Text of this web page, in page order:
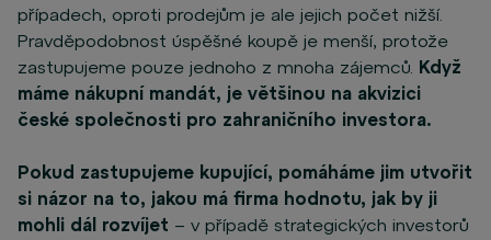
případech, oproti prodejům je ale jejich počet nižší.
Pravděpodobnost úspěšné koupě je menší, protože
zastupujeme pouze jednoho z mnoha zájemců.
Když
máme nákupní mandát, je většinou na akvizici
české společnosti pro zahraničního investora.
Pokud zastupujeme kupující, pomáháme jim utvořit
si názor na to, jakou má firma hodnotu, jak by ji
mohli dál rozvíjet – v případě strategických investorů